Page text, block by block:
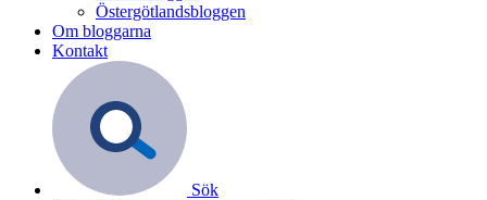
Östergötlandsbloggen
Om bloggarna
Kontakt
Sök